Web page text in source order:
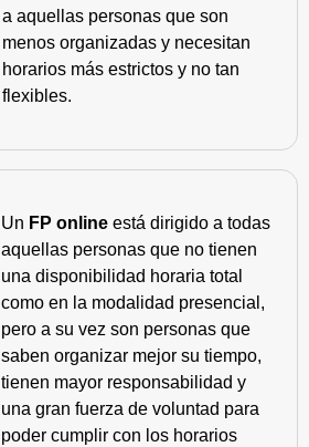
a aquellas personas que son
menos organizadas y necesitan
horarios más estrictos y no tan
flexibles.
Un FP online está dirigido a todas
aquellas personas que no tienen
una disponibilidad horaria total
como en la modalidad presencial,
pero a su vez son personas que
saben organizar mejor su tiempo,
tienen mayor responsabilidad y
una gran fuerza de voluntad para
poder cumplir con los horarios